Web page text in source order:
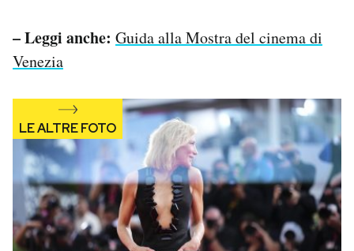
– Leggi anche: Guida alla Mostra del cinema di
Venezia